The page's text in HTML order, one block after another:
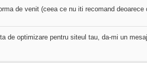
de venit (ceea ce nu iti recomand
de optimizare pentru siteul tau, da-mi un